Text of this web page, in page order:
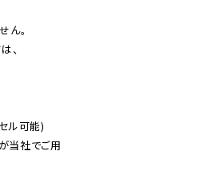
ん。
、
ル可能)
当社でご用